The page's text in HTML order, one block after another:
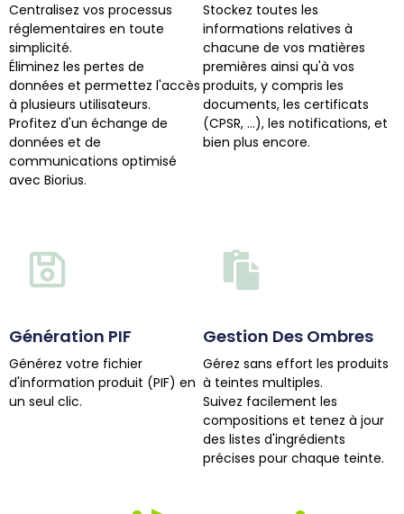
Centralisez vos processus
réglementaires en toute
simplicité.
Éliminez les pertes de
données et permettez l'accès
à plusieurs utilisateurs.
Profitez d'un échange de
données et de
communications optimisé
avec Biorius.
Stockez toutes les
informations relatives à
chacune de vos matières
premières ainsi qu'à vos
produits, y compris les
documents, les certificats
(CPSR, ...), les notifications, et
bien plus encore.
Génération PIF
Générez votre fichier
d'information produit (PIF) en
un seul clic.
Gestion Des Ombres
Gérez sans effort les produits
à teintes multiples.
Suivez facilement les
compositions et tenez à jour
des listes d'ingrédients
précises pour chaque teinte.